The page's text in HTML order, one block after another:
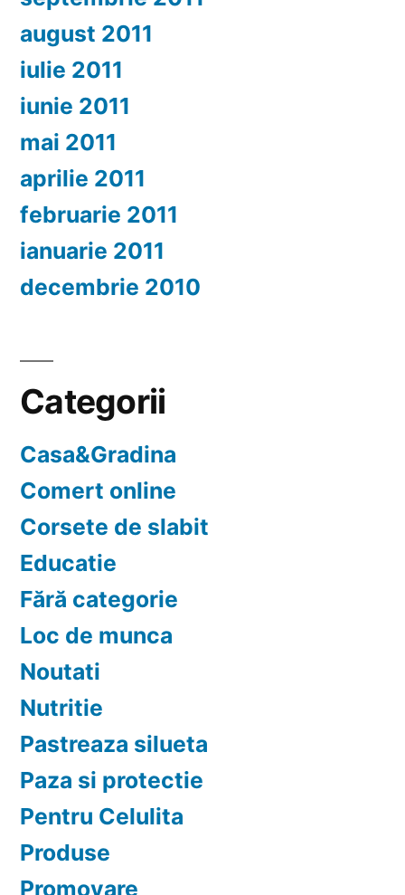
august 2011
iulie 2011
iunie 2011
mai 2011
aprilie 2011
februarie 2011
ianuarie 2011
decembrie 2010
Categorii
Casa&Gradina
Comert online
Corsete de slabit
Educatie
Fără categorie
Loc de munca
Noutati
Nutritie
Pastreaza silueta
Paza si protectie
Pentru Celulita
Produse
Promovare